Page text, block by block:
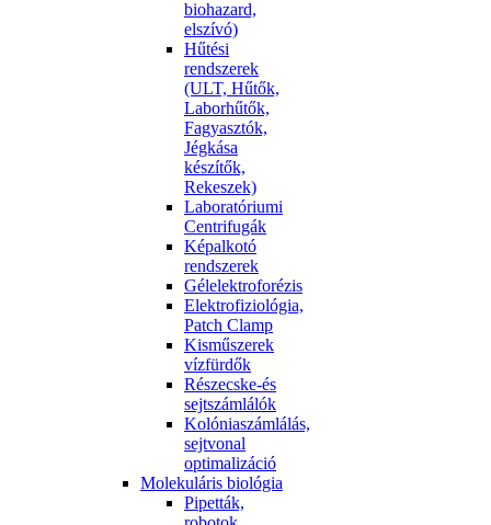
biohazard,
elszívó)
Hűtési
rendszerek
(ULT, Hűtők,
Laborhűtők,
Fagyasztók,
Jégkása
készítők,
Rekeszek)
Laboratóriumi
Centrifugák
Képalkotó
rendszerek
Gélelektroforézis
Elektrofiziológia,
Patch Clamp
Kisműszerek
vízfürdők
Részecske-és
sejtszámlálók
Kolóniaszámlálás,
sejtvonal
optimalizáció
Molekuláris biológia
Pipetták,